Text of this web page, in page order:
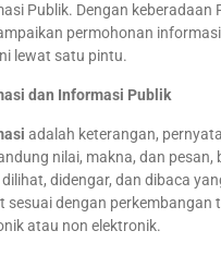
Publik. Dengan keberadaan
permohonan
lewat satu pintu.
dan Informasi Publik
adalah keterangan,
nilai, makna, dan
didengar, dan dibaca
sesuai dengan perkembangan
atau non elektronik.